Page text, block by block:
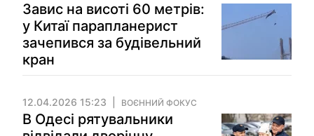
Завис на висоті 60 метрів:
у Китаї парапланерист
зачепився за будівельний
кран
12.04.2026 15:23 ВОЄННИЙ ФОКУС
В Одесі рятувальники